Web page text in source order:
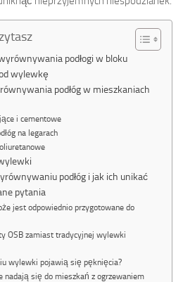
podłogi w bloku
wylewkę
podłóg w mieszkaniach
i cementowe
na legarach
podłóg i jak ich unikać
pytania
jest odpowiednio przygotowane do
OSB zamiast tradycyjnej wylewki
wylewki pojawią się pęknięcia?
nadają się do mieszkań z ogrzewaniem